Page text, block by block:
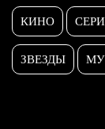
КИНО
ЗВЕЗДЫ